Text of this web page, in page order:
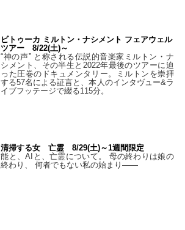
ビトゥーカ ミルトン・ナシメント フェアウェル
ツアー 8/22(土)～
“神の声” と称される伝説的音楽家ミルトン・ナ
シメント、その半生と2022年最後のツアーに迫
った圧巻のドキュメンタリー。ミルトンを崇拝
する57名による証言と、本人のインタヴュー&ラ
イブフッテージで綴る115分。
清掃する女 亡霊 8/29(土)～1週間限定
能と、AIと、亡霊について。 母の終わりは娘の
終わり、 何者でもない私の始まり――